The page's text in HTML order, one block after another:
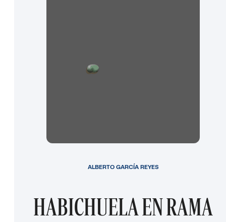
HABICHUELA EN RAMA
ALBERTO GARCÍA REYES